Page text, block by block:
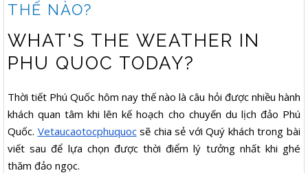
THẾ NÀO?
WHAT'S THE WEATHER IN
PHU QUOC TODAY?
Thời tiết Phú Quốc hôm nay thế nào là câu hỏi được nhiều hành
khách quan tâm khi lên kế hoạch cho chuyến du lịch đảo Phú
Quốc. Vetaucaotocphuquocsẽ chia sẻ với Quý khách trong bài
viết sau để lựa chọn được thời điểm lý tưởng nhất khi ghé
thăm đảo ngọc.